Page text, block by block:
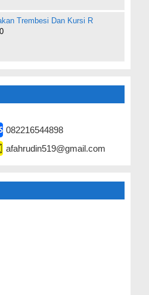
Trembesi Dan Kursi R
082216544898
afahrudin519@gmail.com